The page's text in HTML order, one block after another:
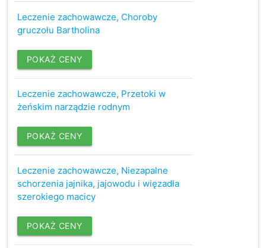
Leczenie zachowawcze, Choroby
gruczołu Bartholina
POKAŻ CENY
Leczenie zachowawcze, Przetoki w
żeńskim narządzie rodnym
POKAŻ CENY
Leczenie zachowawcze, Niezapalne
schorzenia jajnika, jajowodu i więzadła
szerokiego macicy
POKAŻ CENY